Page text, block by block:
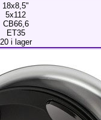
18x8,5"
5x112
CB66,6
ET35
20 i lager